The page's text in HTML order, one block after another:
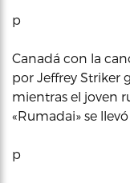
p
Canadá con la
por Jeffrey Striker
mientras el joven
«Rumadai» se
p